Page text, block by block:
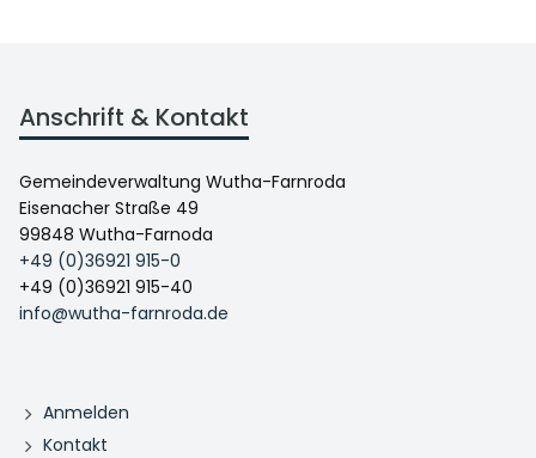
Anschrift & Kontakt
Gemeindeverwaltung Wutha-Farnroda
Eisenacher Straße 49
99848 Wutha-Farnoda
+49 (0)36921 915-0
+49 (0)36921 915-40
info@wutha-farnroda.de
Anmelden
Kontakt